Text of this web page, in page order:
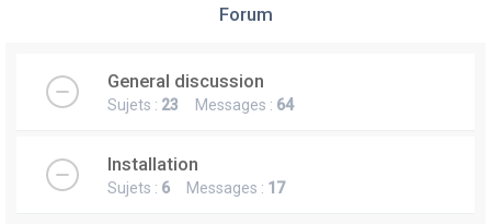
Forum
General discussion
Sujets : 23 Messages : 64
Installation
Sujets : 6 Messages : 17